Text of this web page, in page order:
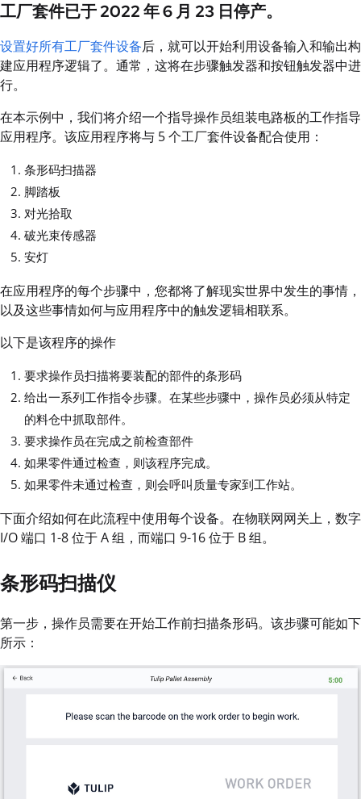
工厂套件已于 2022 年 6 月 23 日停产。
设置好所有工厂套件设备后，就可以开始利用设备输入和输出构
建应用程序逻辑了。通常，这将在步骤触发器和按钮触发器中进
行。
在本示例中，我们将介绍一个指导操作员组装电路板的工作指导
应用程序。该应用程序将与 5 个工厂套件设备配合使用：
条形码扫描器
脚踏板
对光拾取
破光束传感器
安灯
在应用程序的每个步骤中，您都将了解现实世界中发生的事情，
以及这些事情如何与应用程序中的触发逻辑相联系。
以下是该程序的操作
要求操作员扫描将要装配的部件的条形码
给出一系列工作指令步骤。在某些步骤中，操作员必须从特定
的料仓中抓取部件。
要求操作员在完成之前检查部件
如果零件通过检查，则该程序完成。
如果零件未通过检查，则会呼叫质量专家到工作站。
下面介绍如何在此流程中使用每个设备。在物联网网关上，数字
I/O 端口 1-8 位于 A 组，而端口 9-16 位于 B 组。
条形码扫描仪
第一步，操作员需要在开始工作前扫描条形码。该步骤可能如下
所示：